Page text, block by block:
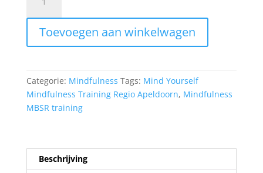
Training
Mindfulness
Based
Reduction
(MBSR)
8
weken
sept.
5+12+26
Toevoegen aan winkelwagen
Categorie: Mindfulness Tags: Mind Yourself
Mindfulness Training Regio Apeldoorn, Mindfulness
MBSR training
Beschrijving